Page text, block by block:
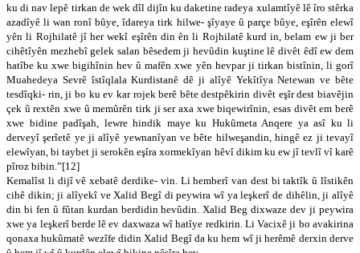
ku di nav lepê tirkan de wek dîl dijîn ku daketine radeya xulamtîyê lê îro stêrka
azadîyê li wan ronî bûye, îdareya tirk hilwe- şîyaye û parçe bûye, eşîrên elewî
yên li Rojhilatê jî her wekî eşîrên din ên li Rojhilatê kurd in, belam ew ji ber
cihêtîyên mezhebî gelek salan bêsedem ji hevûdin kuştine lê divêt êdî ew dem
hatîbe ku xwe bigihînin hev û mafên xwe yên hevpar ji tirkan bistînin, li gorî
Muahedeya Sevrê îstîqlala Kurdistanê dê ji alîyê Yekîtîya Netewan ve bête
tesdîqki- rin, ji bo ku ev kar rojek berê bête destpêkirin divêt eşîr dest biavêjin
çek û rextên xwe û memûrên tirk ji ser axa xwe biqewirînin, esas divêt em berê
xwe bidine padîşah, lewre hindik maye ku Hukûmeta Anqere ya asî ku li
derveyî şerîetê ye ji alîyê yewnanîyan ve bête hilweşandin, hingê ez ji tevayî
elewîyan, bi taybet ji serokên eşîra xormekîyan hêvî dikim ku ew jî tevlî vî karê
pîroz bibin.”[12]
Kemalîst li dijî vê xebatê derdike- vin. Li hemberî van dest bi taktîk û lîstikên
cihê dikin; ji alîyekî ve Xalid Begî di peywira wî ya leşkerî de dihêlin, ji alîyê
din bi fen û fûtan kurdan berdidin hevûdin. Xalid Beg dixwaze dev ji peywira
xwe ya leşkerî berde lê ev daxwaza wî hatîye redkirin. Li Vacixê ji bo avakirina
qonaxa hukûmatê wezîfe didin Xalid Begî da ku hem wî ji herêmê derxin derve